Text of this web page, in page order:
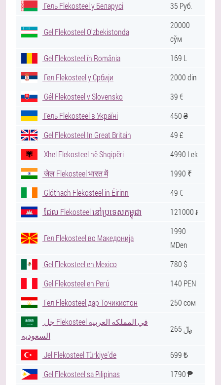
Гель Flekosteel у Беларусі
35 Руб.
Gel Flekosteel O'zbekistonda
20000
сўм
Gel Flekosteel în România
169 L
Гел Flekosteel у Србији
2000 din
Gél Flekosteel v Slovensko
39 €
Гель Flekosteel в Україні
450 ₴
Gel Flekosteel In Great Britain
49 £
Xhel Flekosteel në Shqipëri
4990 Lek
जेल Flekosteel भारत में
1990 ₹
Glóthach Flekosteel in Éirinn
49 €
ជែល Flekosteel នៅប្រទេសកម្ពុជា
121000 ៛
Гел Flekosteel во Македонија
1990
MDen
Gel Flekosteel en Mexico
780 $
Gel Flekosteel en Perú
140 PEN
Гел Flekosteel дар Точикистон
250 сом
السعوديه
265 ﷼
Jel Flekosteel Türkiye'de
699 ₺
Gel Flekosteel sa Pilipinas
1790 ₱